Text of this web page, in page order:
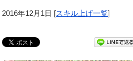
2016年12月1日 [スキル上げ一覧]